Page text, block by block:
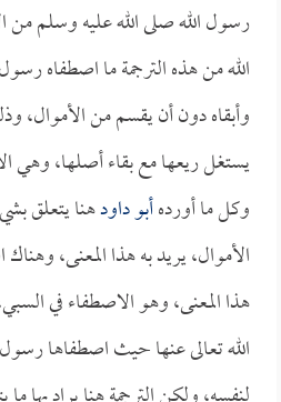
رسول الله صلى الله عليه وسلم من
الله من هذه الترجمة ما اصطفاه
وأبقاه دون أن يقسم من الأموال،
يستغل ريعها مع بقاء أصلها، وهي
وكل ما أوردهأبو داودهنا يتعلق
الأموال، يريد به هذا المعنى،
هذا المعنى، وهو الاصطفاء في
الله تعالى عنها حيث اصطفاها